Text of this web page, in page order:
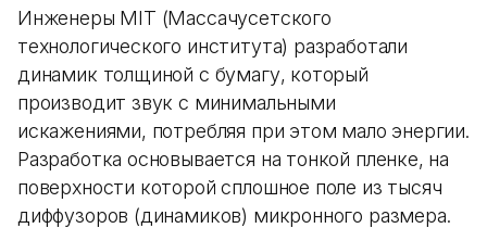
Инженеры MIT (Массачусетского
технологического института) разработали
динамик толщиной с бумагу, который
производит звук с минимальными
искажениями, потребляя при этом мало энергии.
Разработка основывается на тонкой пленке, на
поверхности которой сплошное поле из тысяч
диффузоров (динамиков) микронного размера.